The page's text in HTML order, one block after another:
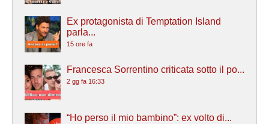
Ex protagonista di Temptation Island
parla...
15 ore fa
Francesca Sorrentino criticata sotto il po...
2 gg fa 16:33
“Ho perso il mio bambino”: ex volto di...